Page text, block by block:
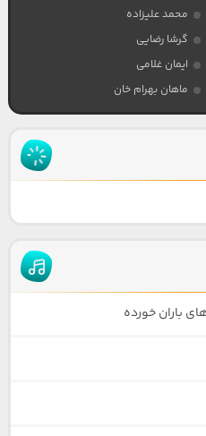
محمد علیزاده
گرشا رضایی
ایمان غلامی
ماهان بهرام خان
باران خورده